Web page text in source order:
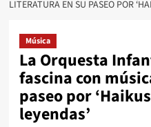
LITERATURA EN SU PASEO POR
Música
La Orquesta
fascina con
paseo por
leyendas’